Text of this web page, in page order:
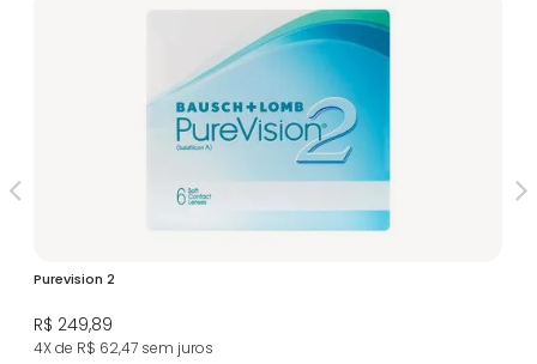
Purevision 2
R$ 249,89
4X de R$ 62,47 sem juros